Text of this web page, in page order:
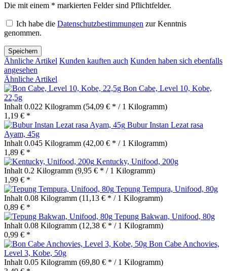
Die mit einem * markierten Felder sind Pflichtfelder.
Ich habe die Datenschutzbestimmungen zur Kenntnis
genommen.
Speichern
Ähnliche Artikel Kunden kauften auch Kunden haben sich ebenfalls
angesehen
Ähnliche Artikel
Bon Cabe, Level 10, Kobe,
22,5g
Inhalt 0.022 Kilogramm (54,09 € * / 1 Kilogramm)
1,19 € *
Bubur Instan Lezat rasa
Ayam, 45g
Inhalt 0.045 Kilogramm (42,00 € * / 1 Kilogramm)
1,89 € *
Kentucky, Unifood, 200g
Inhalt 0.2 Kilogramm (9,95 € * / 1 Kilogramm)
1,99 € *
Tepung Tempura, Unifood, 80g
Inhalt 0.08 Kilogramm (11,13 € * / 1 Kilogramm)
0,89 € *
Tepung Bakwan, Unifood, 80g
Inhalt 0.08 Kilogramm (12,38 € * / 1 Kilogramm)
0,99 € *
Bon Cabe Anchovies,
Level 3, Kobe, 50g
Inhalt 0.05 Kilogramm (69,80 € * / 1 Kilogramm)